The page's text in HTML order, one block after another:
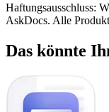
Haftungsausschluss:
AskDocs. Alle
Das könnte